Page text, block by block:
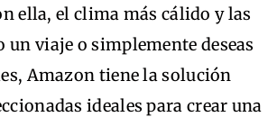
ella, el clima más cálido y las
un viaje o simplemente deseas
Amazon tiene la solución
ideales para crear una